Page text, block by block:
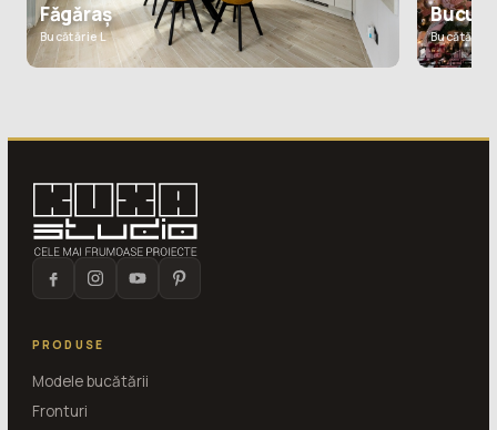
Făgăraș
Bucătărie L Bucătărie L
PRODUSE
Modele bucătării
Fronturi